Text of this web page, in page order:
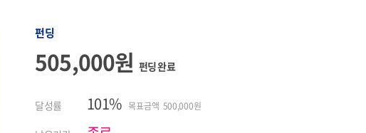
펀딩
505,000원 펀딩 완료
달성률 101% 목표금액 500,000원